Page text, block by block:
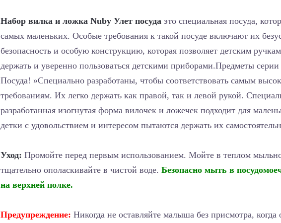
Набор вилка и ложка Nuby Улет посудаэто специальная посуда,
самых маленьких. Особые требования к такой посуде включают их
безопасность и особую конструкцию, которая позволяет детским
держать и уверенно пользоваться детскими приборами.Предметы серии
Посуда! »Специально разработаны, чтобы соответствовать самым
требованиям. Их легко держать как правой, так и левой рукой.
разработанная изогнутая форма вилочек и ложечек подходит для
детки с удовольствием и интересом пытаются держать их
Уход: Промойте перед первым использованием. Мойте в теплом
тщательно ополаскивайте в чистой воде.Безопасно мыть в
на верхней полке.
Предупреждение: Никогда не оставляйте малыша без присмотра, когда